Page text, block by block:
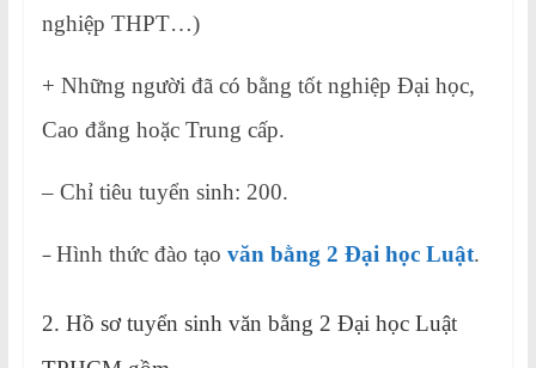
nghiệp THPT…)
+ Những người đã có bằng tốt nghiệp Đại học,
Cao đẳng hoặc Trung cấp.
– Chỉ tiêu tuyển sinh: 200.
–Hình thức đào tạo văn bằng 2 Đại học Luật.
2. Hồ sơ tuyển sinh văn bằng 2 Đại học Luật